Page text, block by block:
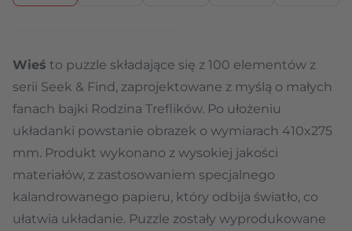
Wieś to puzzle składające się z 100 elementów z
serii Seek & Find, zaprojektowane z myślą o małych
fanach bajki Rodzina Treflików. Po ułożeniu
układanki powstanie obrazek o wymiarach 410x275
mm. Produkt wykonano z wysokiej jakości
materiałów, z zastosowaniem specjalnego
kalandrowanego papieru, który odbija światło, co
ułatwia układanie. Puzzle zostały wyprodukowane